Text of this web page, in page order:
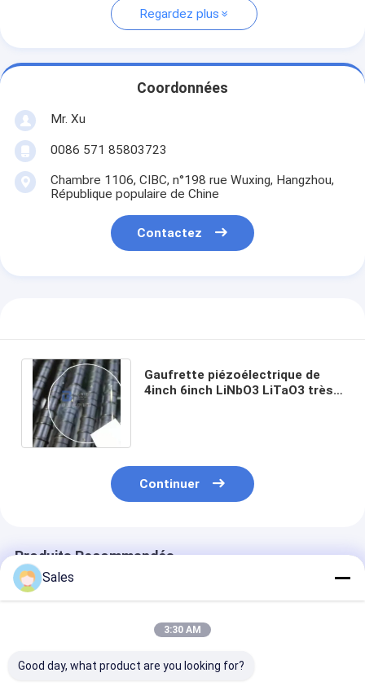
Regardez plus
Coordonnées
Mr. Xu
0086 571 85803723
Chambre 1106, CIBC, n°198 rue Wuxing, Hangzhou,
République populaire de Chine
Contactez
Gaufrette piézoélectrique de
4inch 6inch LiNbO3 LiTaO3 très
Continuer
Produits Recommandés
Sales
3:30 AM
Good day, what product are you looking for?